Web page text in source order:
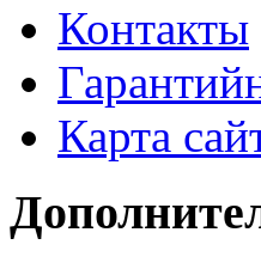
Контакты
Карта